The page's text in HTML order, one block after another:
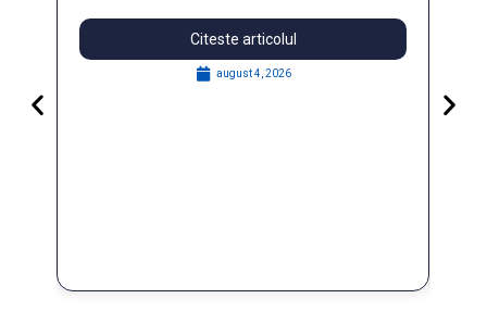
Citeste articolul
august 4, 2026